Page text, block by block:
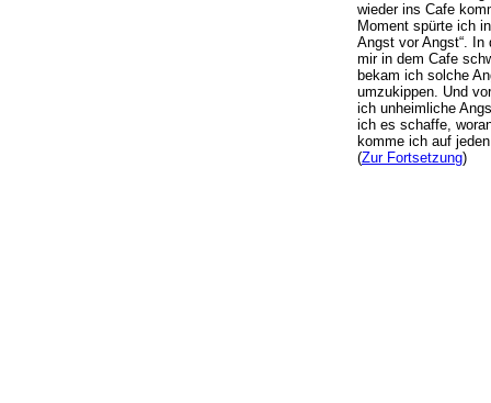
wieder ins Cafe
Moment spürte ich
Angst vor Angst“.
mir in dem Cafe
bekam ich solche
umzukippen. Und
ich unheimliche
ich es schaffe,
komme ich auf
(Zur Fortsetzung)